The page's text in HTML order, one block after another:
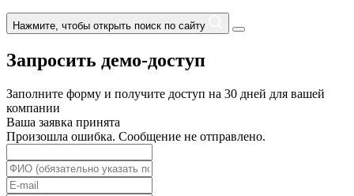
Нажмите, чтобы открыть поиск по сайту
Запросить демо-доступ
Заполните форму и получите доступ на 30 дней для вашей
компании
Ваша заявка принята
Произошла ошибка. Сообщение не отправлено.